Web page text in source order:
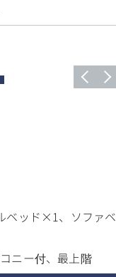
ベッド×1、ソファベ
ニー付、最上階